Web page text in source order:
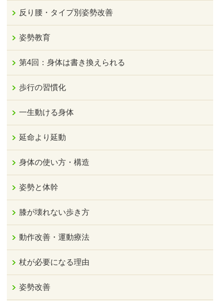
反り腰・タイプ別姿勢改善
姿勢教育
第4回：身体は書き換えられる
歩行の習慣化
一生動ける身体
延命より延動
身体の使い方・構造
姿勢と体幹
膝が壊れない歩き方
動作改善・運動療法
杖が必要になる理由
姿勢改善